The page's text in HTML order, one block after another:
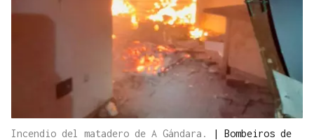
Incendio del matadero de A Gándara. | Bombeiros de